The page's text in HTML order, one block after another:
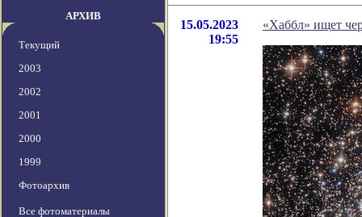
АРХИВ
Текущий
2003
2002
2001
2000
1999
Фотоархив
Все фотоматериалы
15.05.2023
19:55
«Хаббл» ищет